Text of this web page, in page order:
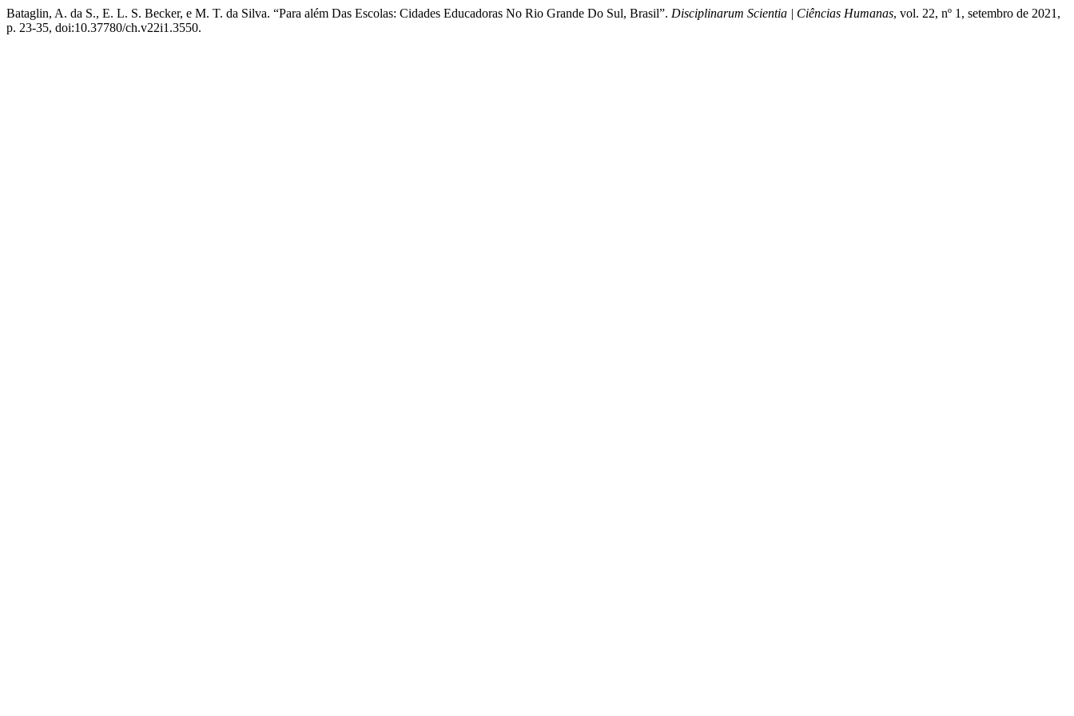
Bataglin, A. da S., E. L. S. Becker, e M. T. da Silva. “Para além Das Escolas: Cidades Educadoras No Rio Grande Do Sul, Brasil”. Disciplinarum Scientia | Ciências Humanas, vol. 22, nº 1, setembro de 2021,
p. 23-35, doi:10.37780/ch.v22i1.3550.